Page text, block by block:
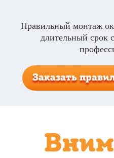
Правильный монтаж
длительный срок
Заказать